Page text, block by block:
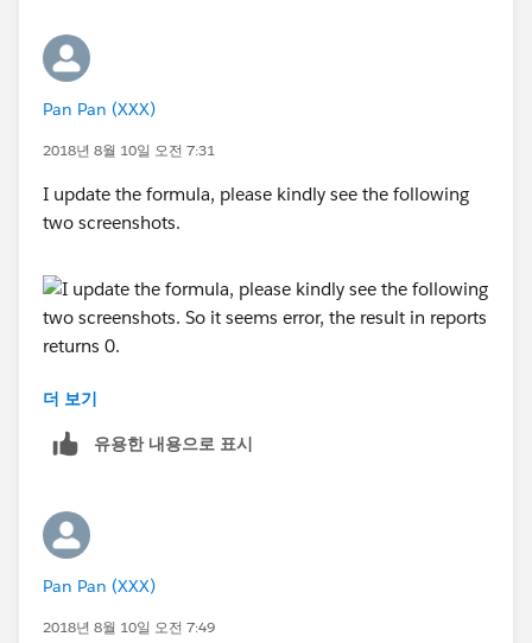
Pan Pan (XXX)
2018년 8월 10일 오전 7:31
I update the formula, please kindly see the following
two screenshots.
더 보기
유용한 내용으로 표시
Pan Pan (XXX)
2018년 8월 10일 오전 7:49